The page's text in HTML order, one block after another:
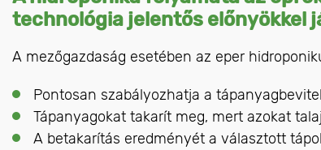
technológia jelentős előnyökkel
A mezőgazdaság esetében az eper
Pontosan szabályozhatja a
Tápanyagokat takarít meg, mert azokat
A betakarítás eredményét a választott